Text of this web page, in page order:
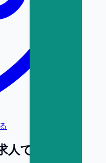
人で探す